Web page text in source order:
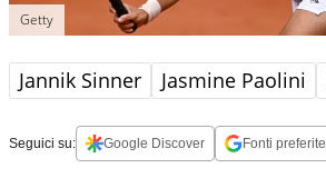
Getty
Jannik Sinner Jasmine Paolini
Seguici su: Google Discover Fonti preferite